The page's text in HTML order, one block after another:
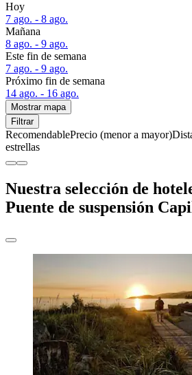
Hoy
7 ago. - 8 ago.
Mañana
8 ago. - 9 ago.
Este fin de semana
7 ago. - 9 ago.
Próximo fin de semana
14 ago. - 16 ago.
Mostrar mapa
Filtrar
RecomendablePrecio (menor a mayor)
estrellas
Nuestra selección de
Puente de suspensión